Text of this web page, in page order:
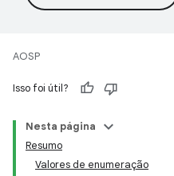
AOSP
Isso foi útil?
Nesta página
Resumo
Valores de enumeração